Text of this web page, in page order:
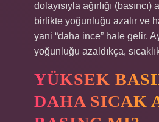
dolayısıyla ağırlığı
birlikte yoğunluğu azalır ve
yani “daha ince” hale gelir.
yoğunluğu azaldıkça,
YÜKSEK
DAHA SICAK